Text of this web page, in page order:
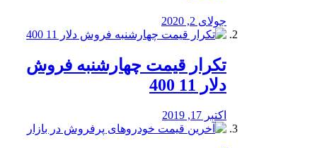
جولای 2, 2020
تکرار قیمت چهارشنبه فروش
دلار 11 400
اکتبر 17, 2019